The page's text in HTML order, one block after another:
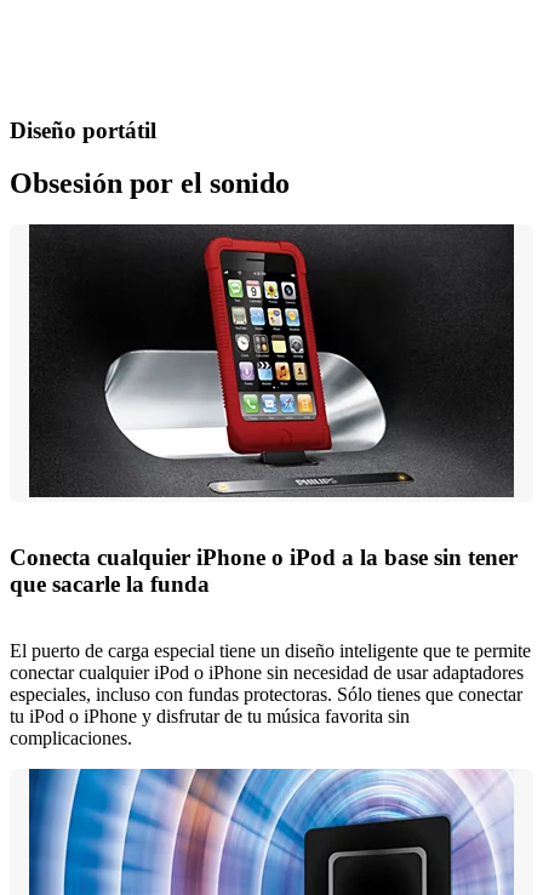
Diseño portátil
Obsesión por el sonido
Conecta cualquier iPhone o iPod a la base sin tener
que sacarle la funda
El puerto de carga especial tiene un diseño inteligente que te permite
conectar cualquier iPod o iPhone sin necesidad de usar adaptadores
especiales, incluso con fundas protectoras. Sólo tienes que conectar
tu iPod o iPhone y disfrutar de tu música favorita sin
complicaciones.